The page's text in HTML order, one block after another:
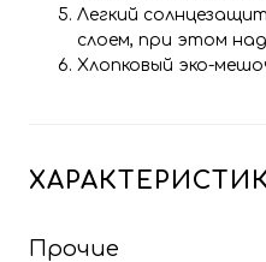
Легкий
слоем, при этом
Хлопковый эко-
Прочие